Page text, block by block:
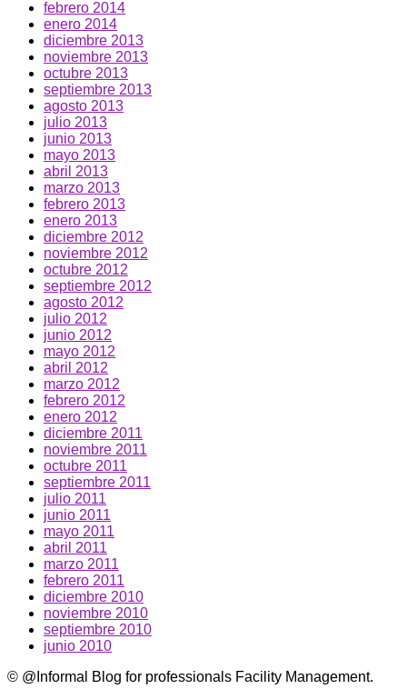
febrero 2014
enero 2014
diciembre 2013
noviembre 2013
octubre 2013
septiembre 2013
agosto 2013
julio 2013
junio 2013
mayo 2013
abril 2013
marzo 2013
febrero 2013
enero 2013
diciembre 2012
noviembre 2012
octubre 2012
septiembre 2012
agosto 2012
julio 2012
junio 2012
mayo 2012
abril 2012
marzo 2012
febrero 2012
enero 2012
diciembre 2011
noviembre 2011
octubre 2011
septiembre 2011
julio 2011
junio 2011
mayo 2011
abril 2011
marzo 2011
febrero 2011
diciembre 2010
noviembre 2010
septiembre 2010
junio 2010
© @Informal Blog for professionals Facility Management.